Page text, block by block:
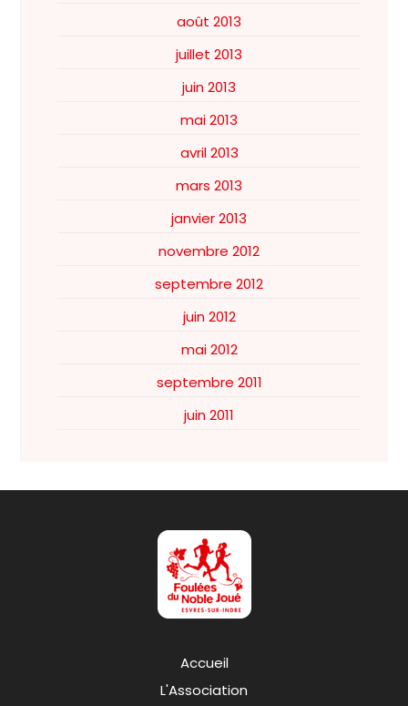
août 2013
juillet 2013
juin 2013
mai 2013
avril 2013
mars 2013
janvier 2013
novembre 2012
septembre 2012
juin 2012
mai 2012
septembre 2011
juin 2011
Accueil
L'Association